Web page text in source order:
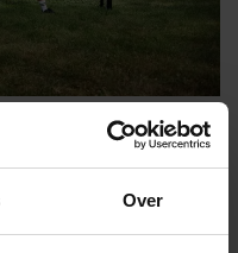
Over
oder trainieren. Für
ein stabiles Ziel
haben wir das BERG